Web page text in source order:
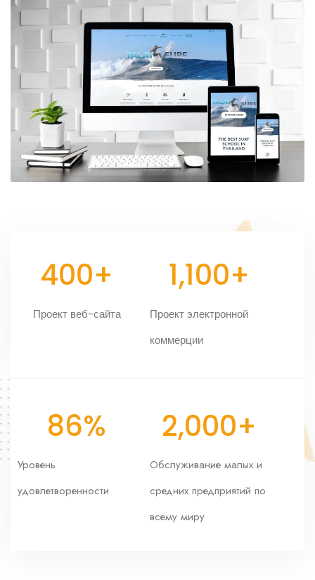
Проект веб-сайта
400+
Проект электронной
коммерции
1,100+
Уровень
удовлетворенности
86%
Обслуживание малых и
средних предприятий по
всему миру
2,000+